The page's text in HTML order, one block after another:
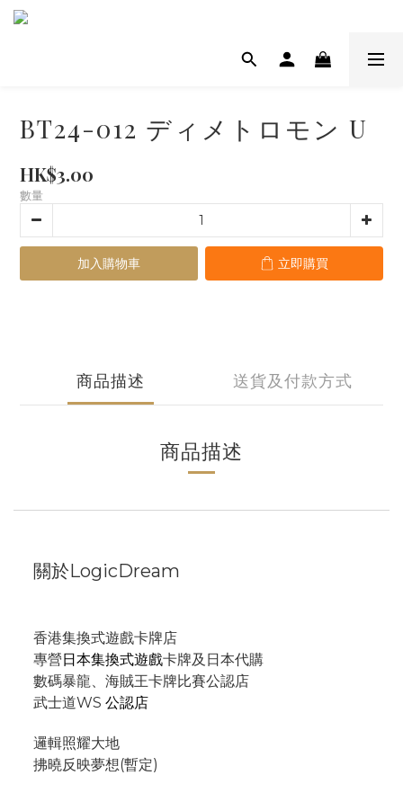
BT24-012 ディメトロモン U
HK$3.00
數量
加入購物車 立即購買
商品描述 送貨及付款方式
商品描述
關於LogicDream
香港集換式遊戲卡牌店
專營日本集換式遊戲卡牌及日本代購
數碼暴龍、海賊王卡牌比賽公認店
武士道WS 公認店
邏輯照耀大地
拂曉反映夢想(暫定)